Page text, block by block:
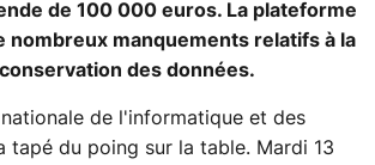
de 100 000 euros. La plateforme
nombreux manquements relatifs à la
des données.
de l'informatique et des
tapé du poing sur la table. Mardi 13